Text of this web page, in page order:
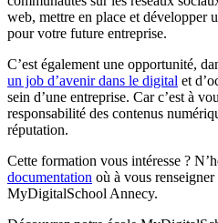
web, mettre en place et développer
pour votre future entreprise.
C’est également une opportunité,
un job d’avenir dans le digital et
sein d’une entreprise. Car c’est à
responsabilité des contenus
réputation.
Cette formation vous intéresse ?
documentation où à vous renseigner
MyDigitalSchool Annecy.